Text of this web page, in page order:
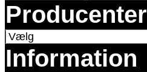
Producenter
Information